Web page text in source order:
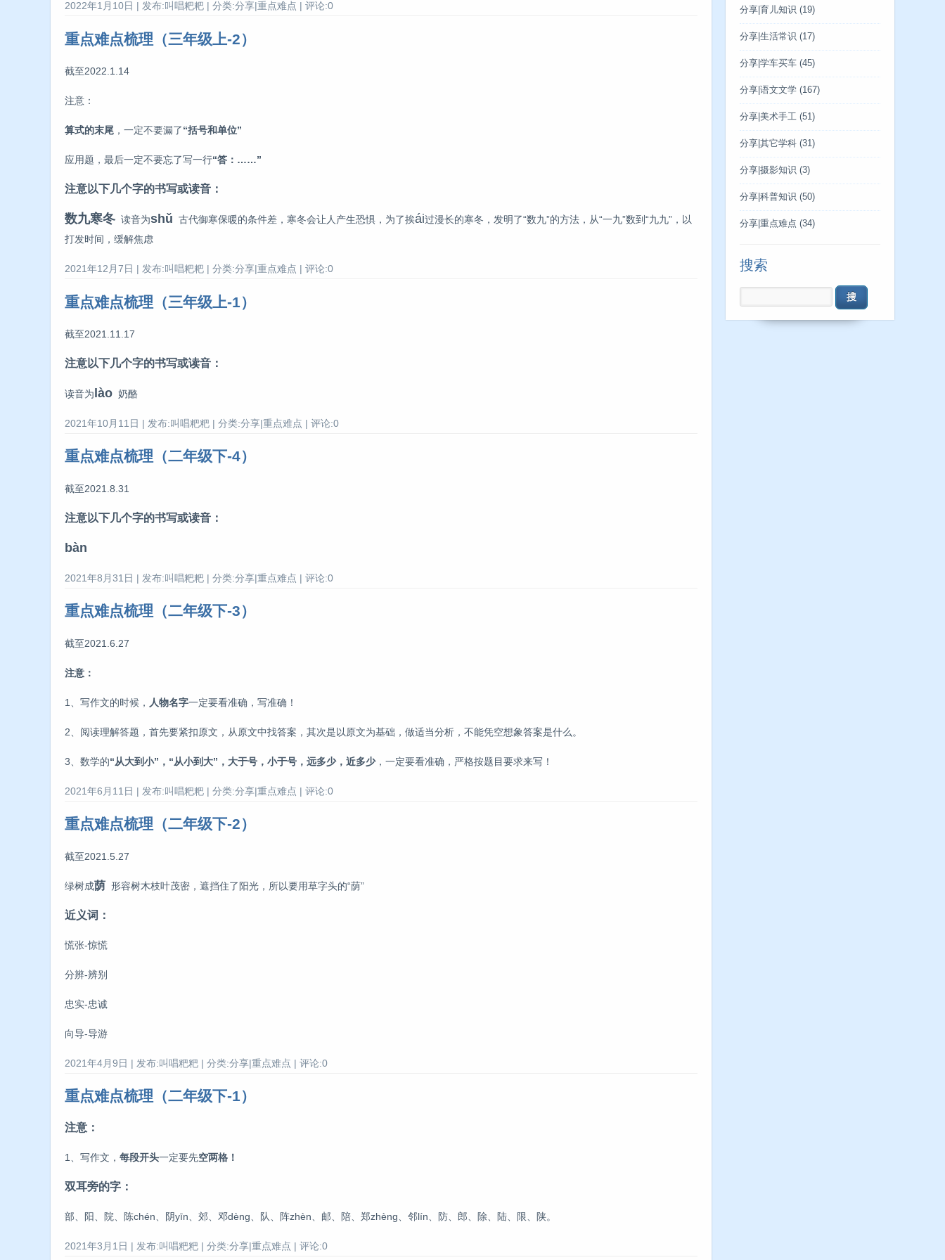
2022年1月10日 | 发布:叫唱粑粑 | 分类:分享|重点难点 | 评论:0
重点难点梳理（三年级上-2）
截至2022.1.14
注意：
算式的末尾 ，一定不要漏了“括号和单位”
应用题，最后一定不要忘了写一行“答：……”
注意以下几个字的书写或读音：
数九寒冬 读音为shǔ 古代御寒保暖的条件差，寒冬会让人产生恐惧，为了挨ái过漫长的寒冬，发明了“数九”的方法，从“一九”数到“九九”，以
打发时间，缓解焦虑
2021年12月7日 | 发布:叫唱粑粑 | 分类:分享|重点难点 | 评论:0
重点难点梳理（三年级上-1）
截至2021.11.17
注意以下几个字的书写或读音：
读音为 lào 奶酪
2021年10月11日 | 发布:叫唱粑粑 | 分类:分享|重点难点 | 评论:0
重点难点梳理（二年级下-4）
截至2021.8.31
注意以下几个字的书写或读音：
bàn
2021年8月31日 | 发布:叫唱粑粑 | 分类:分享|重点难点 | 评论:0
重点难点梳理（二年级下-3）
截至2021.6.27
注意：
1、写作文的时候， 人物名字一定要看准确，写准确！
2、阅读理解答题，首先要紧扣原文，从原文中找答案，其次是以原文为基础，做适当分析，不能凭空想象答案是什么。
3、数学的“从大到小”，“从小到大”，大于号，小于号，远多少，近多少，一定要看准确，严格按题目要求来写！
2021年6月11日 | 发布:叫唱粑粑 | 分类:分享|重点难点 | 评论:0
重点难点梳理（二年级下-2）
截至2021.5.27
绿树成荫 形容树木枝叶茂密，遮挡住了阳光，所以要用草字头的“荫”
近义词：
慌张-惊慌
分辨-辨别
忠实-忠诚
向导-导游
2021年4月9日 | 发布:叫唱粑粑 | 分类:分享|重点难点 | 评论:0
重点难点梳理（二年级下-1）
注意：
1、写作文， 每段开头一定要先空两格！
双耳旁的字：
部、阳、院、陈chén、阴yīn、郊、邓dèng、队、阵zhèn、邮、陪、郑zhèng、邻lín、防、郎、除、陆、限、陕。
2021年3月1日 | 发布:叫唱粑粑 | 分类:分享|重点难点 | 评论:0
分享|育儿知识 (19)
分享|生活常识 (17)
分享|学车买车 (45)
分享|语文文学 (167)
分享|美术手工 (51)
分享|其它学科 (31)
分享|摄影知识 (3)
分享|科普知识 (50)
分享|重点难点 (34)
搜索